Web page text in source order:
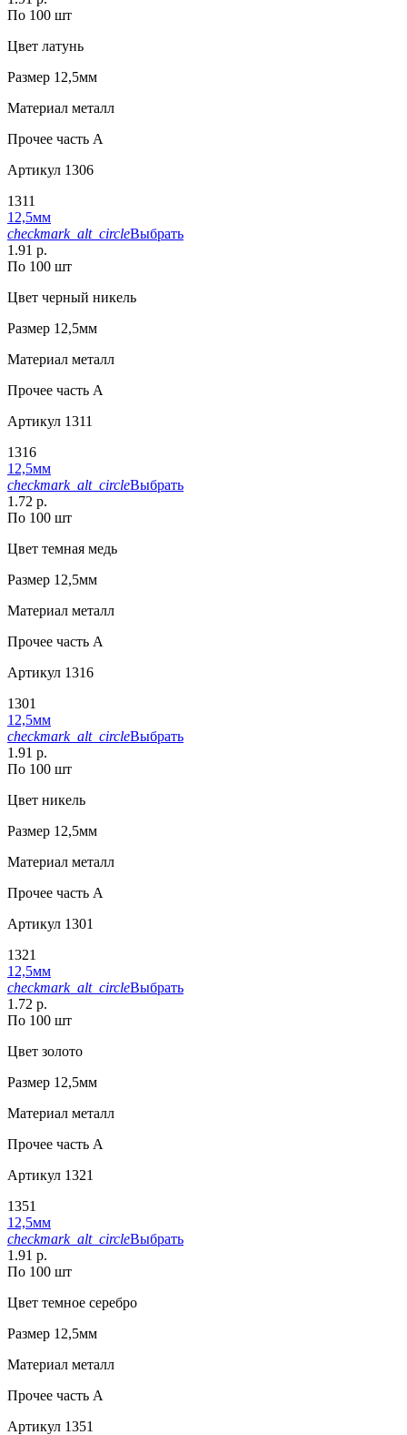
По 100 шт
Цвет латунь
Размер 12,5мм
Материал металл
Прочее часть A
Артикул 1306
1311
12,5мм
checkmark_alt_circleВыбрать
1.91 р.
По 100 шт
Цвет черный никель
Размер 12,5мм
Материал металл
Прочее часть A
Артикул 1311
1316
12,5мм
checkmark_alt_circleВыбрать
1.72 р.
По 100 шт
Цвет темная медь
Размер 12,5мм
Материал металл
Прочее часть A
Артикул 1316
1301
12,5мм
checkmark_alt_circleВыбрать
1.91 р.
По 100 шт
Цвет никель
Размер 12,5мм
Материал металл
Прочее часть A
Артикул 1301
1321
12,5мм
checkmark_alt_circleВыбрать
1.72 р.
По 100 шт
Цвет золото
Размер 12,5мм
Материал металл
Прочее часть A
Артикул 1321
1351
12,5мм
checkmark_alt_circleВыбрать
1.91 р.
По 100 шт
Цвет темное серебро
Размер 12,5мм
Материал металл
Прочее часть A
Артикул 1351